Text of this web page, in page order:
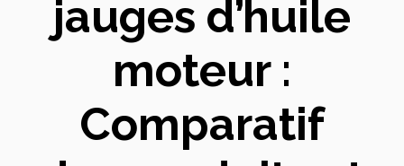
jauges d’huile
moteur :
Comparatif